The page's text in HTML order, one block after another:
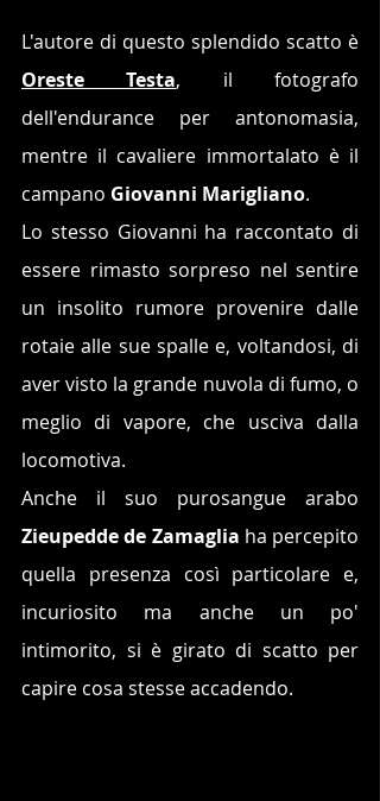
Oreste Testa, il fotografo
dell'endurance per antonomasia,
mentre il cavaliere immortalato è il
campano Giovanni Marigliano.
Lo stesso Giovanni ha raccontato di
essere rimasto sorpreso nel sentire
un insolito rumore provenire dalle
rotaie alle sue spalle e, voltandosi, di
aver visto la grande nuvola di fumo, o
meglio di vapore, che usciva dalla
locomotiva.
Zieupedde de Zamaglia ha percepito
quella presenza così particolare e,
incuriosito ma anche un po'
intimorito, si è girato di scatto per
capire cosa stesse accadendo.